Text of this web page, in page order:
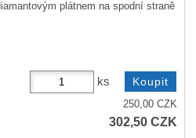
plátnem na spodní straně
ks
250,00CZK
302,50CZK